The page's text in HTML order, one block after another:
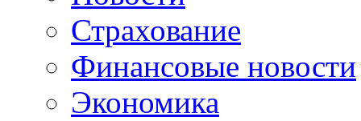
Страхование
Финансовые новости
Экономика